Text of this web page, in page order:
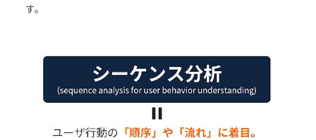
す。